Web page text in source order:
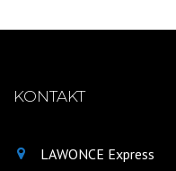
KONTAKT
LAWONCE Express